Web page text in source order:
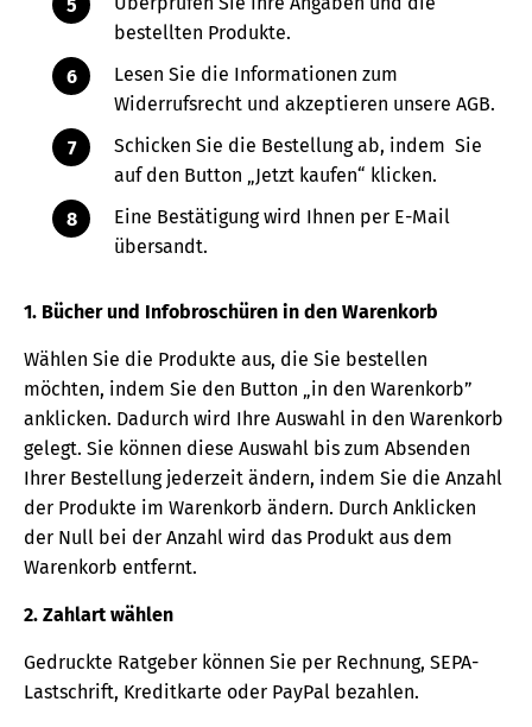
bestellten Produkte.
Lesen Sie die Informationen zum
Widerrufsrecht und akzeptieren unsere AGB.
Schicken Sie die Bestellung ab, indem Sie
auf den Button „Jetzt kaufen“ klicken.
Eine Bestätigung wird Ihnen per E-Mail
übersandt.
1. Bücher und Infobroschüren in den Warenkorb
Wählen Sie die Produkte aus, die Sie bestellen
möchten, indem Sie den Button „in den Warenkorb”
anklicken. Dadurch wird Ihre Auswahl in den Warenkorb
gelegt. Sie können diese Auswahl bis zum Absenden
Ihrer Bestellung jederzeit ändern, indem Sie die Anzahl
der Produkte im Warenkorb ändern. Durch Anklicken
der Null bei der Anzahl wird das Produkt aus dem
Warenkorb entfernt.
2. Zahlart wählen
Gedruckte Ratgeber können Sie per Rechnung, SEPA-
Lastschrift, Kreditkarte oder PayPal bezahlen.